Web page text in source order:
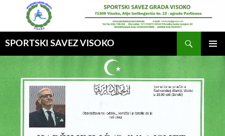
SPORTSKI SAVEZ VISOKO
GLAVNI
MENI